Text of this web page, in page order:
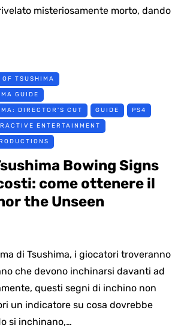
misteriosamente morto, dando
OF TSUSHIMA
GUIDE
DIRECTOR'S CUT GUIDE PS4
ENTERTAINMENT
Bowing Signs
come ottenere il
the Unseen
di Tsushima, i giocatori troveranno
che devono inchinarsi davanti ad
questi segni di inchino non
un indicatore su cosa dovrebbe
si inchinano,…